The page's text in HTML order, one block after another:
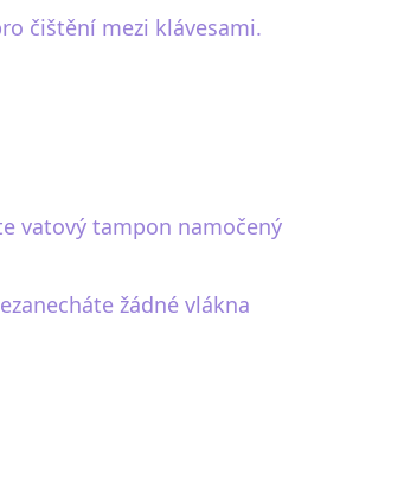
čištění mezi klávesami.
vatový tampon namočený
žádné vlákna